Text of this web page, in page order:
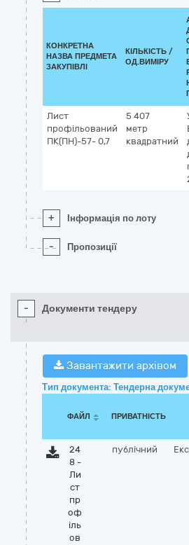
КОНКРЕТНА
НАЗВА ПРЕДМЕТА
ЗАКУПІВЛІ
КІЛЬКІСТЬ /
ОД.ВИМІРУ
Лист
профільований
ПК(ПН)-57- 0,7
5 407
метр
квадратний
+ Інформація по лоту
- Пропозиції
- Документи тендеру
Завантажити архівом
Тип документа: Тендерна
ФАЙЛ ПРИВАТНІСТЬ
24
8 -
Ли
ст
пр
оф
іль
ов
публічний